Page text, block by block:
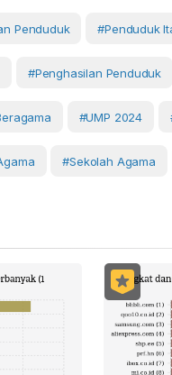
Penduduk #Penduduk
#penghasilan Penduduk
#UMP 2024
#sekolah Agama